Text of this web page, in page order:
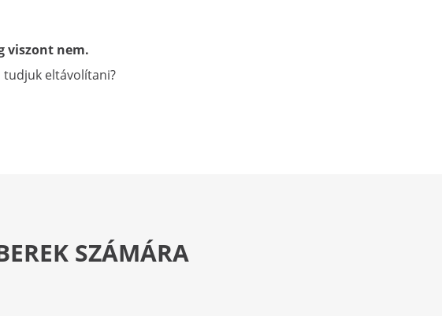
viszont nem.
tudjuk eltávolítani?
SZÁMÁRA